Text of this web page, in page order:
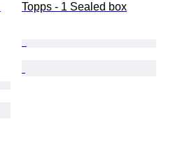
Topps - 1 Sealed box